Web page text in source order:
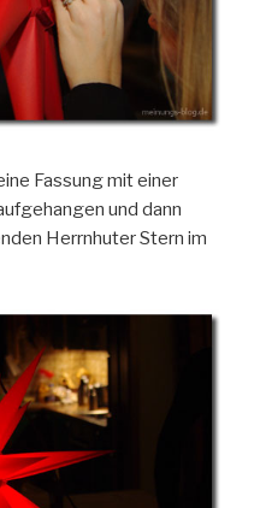
Fassung mit einer
und dann
Herrnhuter Stern im